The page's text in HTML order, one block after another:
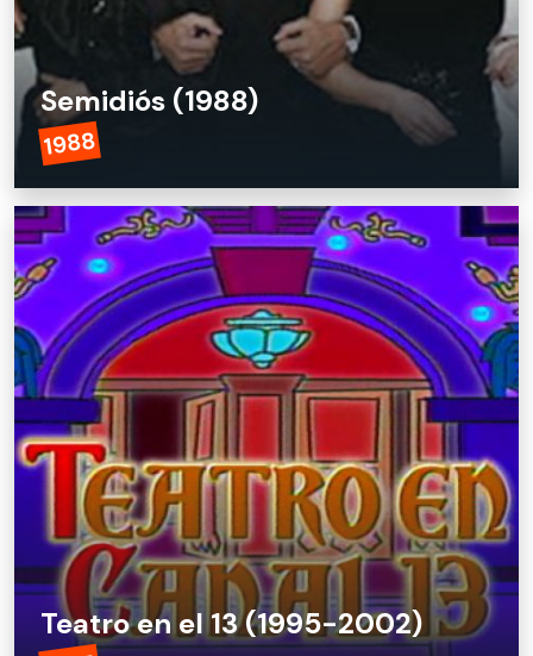
Semidiós (1988)
Semidiós (1988)
1988
Teatro en el 13 (1995-2002)